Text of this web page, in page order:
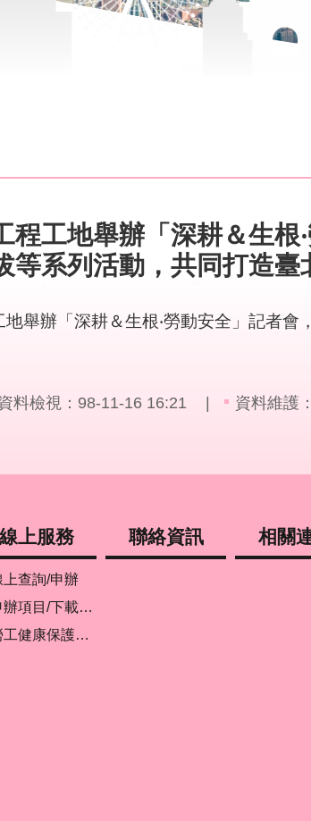
工地舉辦「深耕＆生根
系列活動，共同打造臺
舉辦「深耕＆生根‧勞動安全」記者會
料檢視：98-11-16 16:21
資料維護
線上服務
上查詢/申辦
項目/下載表格
健康保護管理報備資訊網
聯絡資訊 相關